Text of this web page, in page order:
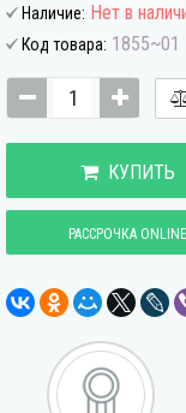
Наличие: Нет в
Код товара: 1855~01
КУПИТЬ
РАССРОЧКА ONLINE